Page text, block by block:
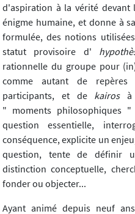
d'aspiration à la vérité devant
énigme humaine, et donne à
formulée, des notions
statut provisoire d'
rationnelle du groupe pour
comme autant de
participants, et de kairos
" moments philosophiques
question essentielle,
conséquence, explicite un
question, tente de définir
distinction conceptuelle,
fonder ou objecter...
Ayant animé depuis neuf